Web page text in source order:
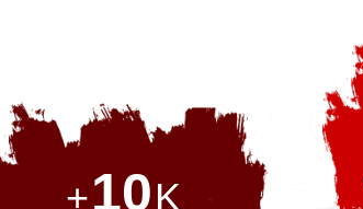
+10K